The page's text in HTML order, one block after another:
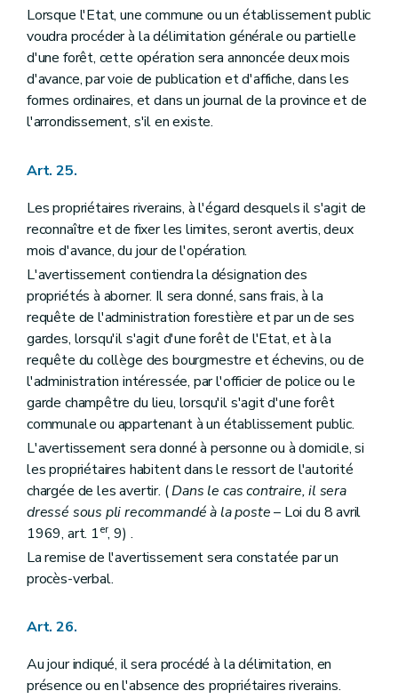
Lorsque l'Etat, une commune ou un établissement public
voudra procéder à la délimitation générale ou partielle
d'une forêt, cette opération sera annoncée deux mois
d'avance, par voie de publication et d'affiche, dans les
formes ordinaires, et dans un journal de la province et de
l'arrondissement, s'il en existe.
Art. 25.
Les propriétaires riverains, à l'égard desquels il s'agit de
reconnaître et de fixer les limites, seront avertis, deux
mois d'avance, du jour de l'opération.
L'avertissement contiendra la désignation des
propriétés à aborner. Il sera donné, sans frais, à la
requête de l'administration forestière et par un de ses
gardes, lorsqu'il s'agit d'une forêt de l'Etat, et à la
requête du collège des bourgmestre et échevins, ou de
l'administration intéressée, par l'officier de police ou le
garde champêtre du lieu, lorsqu'il s'agit d'une forêt
communale ou appartenant à un établissement public.
L'avertissement sera donné à personne ou à domicile, si
les propriétaires habitent dans le ressort de l'autorité
chargée de les avertir. (Dans le cas contraire, il sera
dressé sous pli recommandé à la poste– Loi du 8 avril
1969, art. 1er, 9) .
La remise de l'avertissement sera constatée par un
procès-verbal.
Art. 26.
Au jour indiqué, il sera procédé à la délimitation, en
présence ou en l'absence des propriétaires riverains.